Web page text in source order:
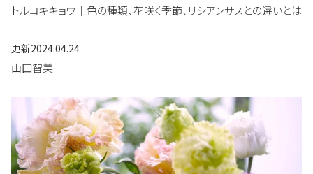
トルコキキョウ｜色の種類、花咲く季節、リシアンサスとの違いとは
更新2024.04.24
山田智美